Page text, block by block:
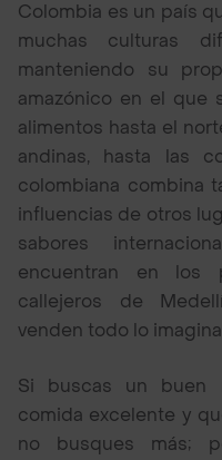
Colombia es un país
muchas culturas
manteniendo su
amazónico en el que
alimentos hasta el
andinas, hasta las
colombiana combina
influencias de otros
sabores
encuentran en los
callejeros de
venden todo lo
Si buscas un buen
comida excelente y
no busques más;